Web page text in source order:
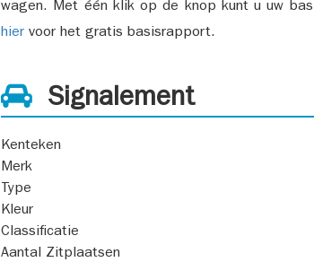
wagen. Met één klik op de knop kunt u uw
hier voor het gratis basisrapport.
Signalement
Kenteken
Merk
Type
Kleur
Classificatie
Aantal Zitplaatsen